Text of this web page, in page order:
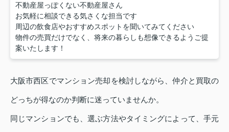
不動産屋っぽくない不動産屋さん
お気軽に相談できる気さくな担当です
周辺の飲食店やおすすめスポットを聞いてみてください
物件の売買だけでなく、将来の暮らしも想像できるようご提
案いたします！
大阪市西区でマンション売却を検討しながら、仲介と買取の
どっちが得なのか判断に迷っていませんか。
同じマンションでも、選ぶ方法やタイミングによって、手元